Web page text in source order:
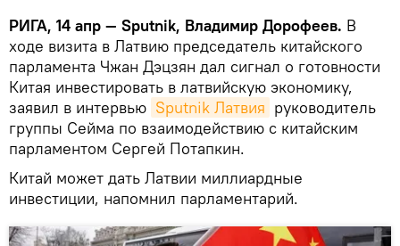
РИГА, 14 апр — Sputnik, Владимир Дорофеев. В
ходе визита в Латвию председатель китайского
парламента Чжан Дэцзян дал сигнал о готовности
Китая инвестировать в латвийскую экономику,
заявил в интервью Sputnik Латвия руководитель
группы Сейма по взаимодействию с китайским
парламентом Сергей Потапкин.
Китай может дать Латвии миллиардные
инвестиции, напомнил парламентарий.